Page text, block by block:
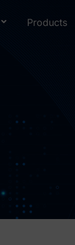
Products